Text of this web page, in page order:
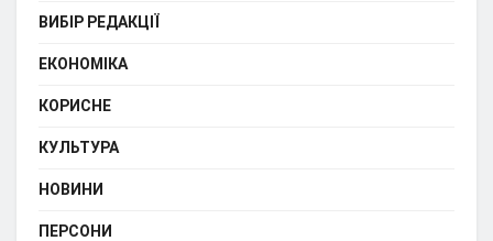
ВИБІР РЕДАКЦІЇ
ЕКОНОМІКА
КОРИСНЕ
КУЛЬТУРА
НОВИНИ
ПЕРСОНИ